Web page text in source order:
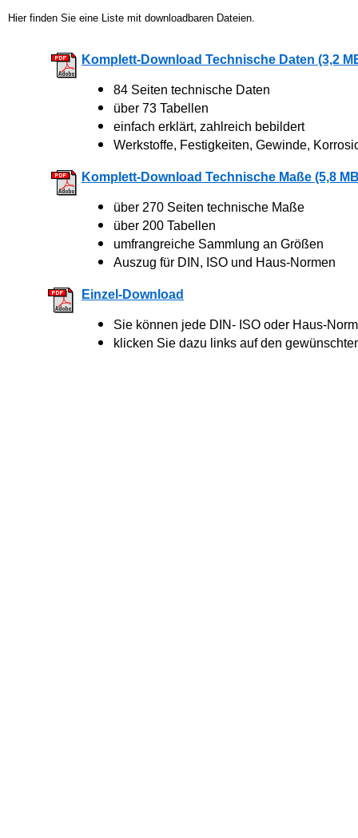
Hier finden Sie eine Liste mit downloadbaren Dateien.
Komplett-Download Technische Daten (3,2
84 Seiten technische Daten
über 73 Tabellen
einfach erklärt, zahlreich bebildert
Werkstoffe, Festigkeiten, Gewinde,
Komplett-Download Technische Maße (5,8
über 270 Seiten technische Maße
über 200 Tabellen
umfrangreiche Sammlung an Größen
Auszug für DIN, ISO und Haus-Normen
Einzel-Download
Sie können jede DIN- ISO oder Haus-
klicken Sie dazu links auf den